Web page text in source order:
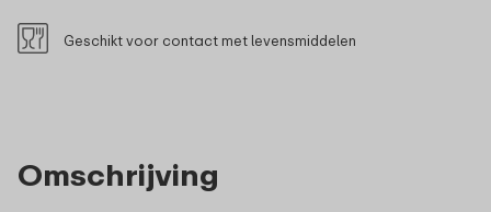
Omschrijving
Geschikt voor contact met levensmiddelen